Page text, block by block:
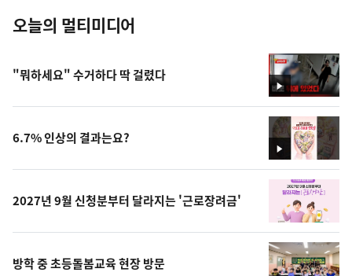
오늘의 멀티미디어
영
상
"뭐하세요" 수거하다 딱 걸렸다
영
상
6.7% 인상의 결과는요?
2027년 9월 신청분부터 달라지는 '근로장려금'
방학 중 초등돌봄교육 현장 방문